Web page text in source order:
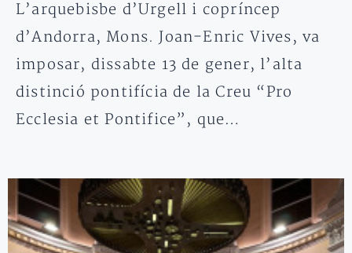
L’arquebisbe d’Urgell i copríncep
d’Andorra, Mons. Joan-Enric Vives, va
imposar, dissabte 13 de gener, l’alta
distinció pontifícia de la Creu “Pro
Ecclesia et Pontifice”, que…